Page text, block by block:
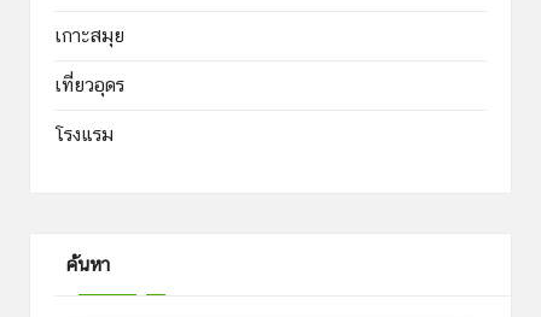
เกาะสมุย
เที่ยวอุดร
โรงแรม
ค้นหา